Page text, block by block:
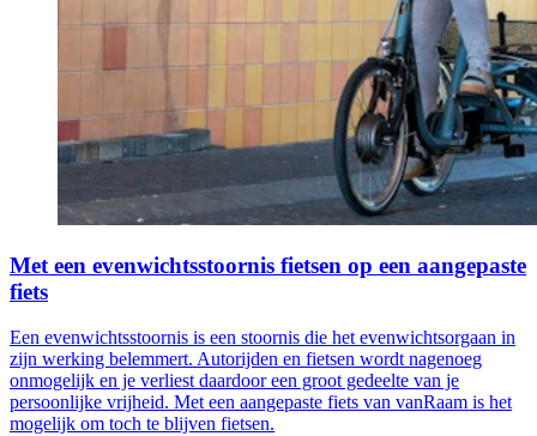
Met een evenwichtsstoornis fietsen op een aangepaste
fiets
Een evenwichtsstoornis is een stoornis die het evenwichtsorgaan in
zijn werking belemmert. Autorijden en fietsen wordt nagenoeg
onmogelijk en je verliest daardoor een groot gedeelte van je
persoonlijke vrijheid. Met een aangepaste fiets van vanRaam is het
mogelijk om toch te blijven fietsen.